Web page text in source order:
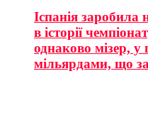
Іспанія
в історії
однаково мізер, у
мільярдами, що